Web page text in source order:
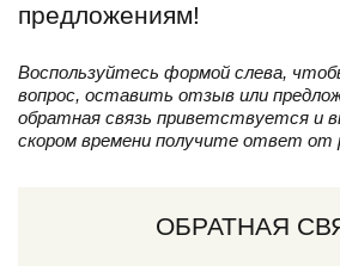
предложениям!
Воспользуйтесь формой слева,
вопрос, оставить отзыв или
обратная связь приветствуется и
скором времени получите ответ от
ОБРАТНАЯ